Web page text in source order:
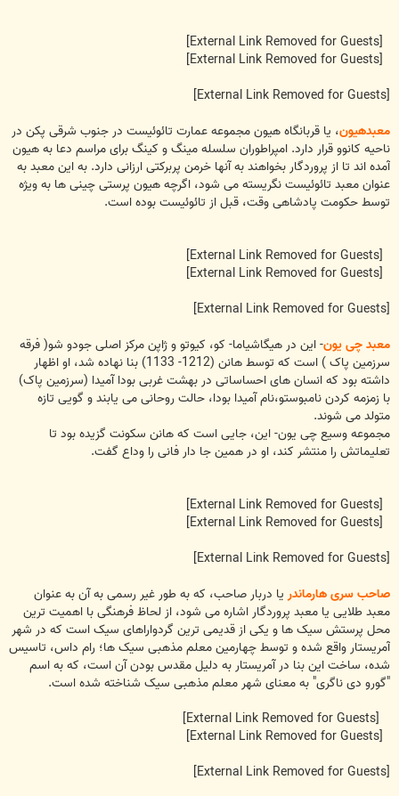
[External Link Removed for Guests]
[External Link Removed for Guests]
[External Link Removed for Guests]
معبدهیون، یا قربانگاه هیون مجموعه عمارت تائوئیست در جنوب شرقی پکن در
ناحیه کانوو قرار دارد. امپراطوران سلسله مینگ و کینگ برای مراسم دعا به هیون
آمده اند تا از پروردگار بخواهند به آنها خرمن پربرکتی ارزانی دارد. به این معبد به
عنوان معبد تائوئیست نگریسته می شود، اگرچه هیون پرستی چینی ها به ویژه
توسط حکومت پادشاهی وقت، قبل از تائوئیست بوده است.
[External Link Removed for Guests]
[External Link Removed for Guests]
[External Link Removed for Guests]
معبد چی یون- این در هیگاشیاما- کو، کیوتو و ژاپن مرکز اصلی جودو شو( فرقه
سرزمین پاک ) است که توسط هانن (1212- 1133) بنا نهاده شد، او اظهار
داشته بود که انسان های احساساتی در بهشت غربی بودا آمیدا (سرزمین پاک)
با زمزمه کردن نامبوستو،نام آمیدا بودا، حالت روحانی می یابند و گویی تازه
متولد می شوند.
مجموعه وسیع چی یون- این، جایی است که هانن سکونت گزیده بود تا
تعلیماتش را منتشر کند، او در همین جا دار فانی را وداع گفت.
[External Link Removed for Guests]
[External Link Removed for Guests]
[External Link Removed for Guests]
صاحب سری هارماندریا دربار صاحب، که به طور غیر رسمی به آن به عنوان
معبد طلایی یا معبد پروردگار اشاره می شود، از لحاظ فرهنگی با اهمیت ترین
محل پرستش سیک ها و یکی از قدیمی ترین گردواراهای سیک است که در شهر
آمریستار واقع شده و توسط چهارمین معلم مذهبی سیک ها؛ رام داس، تاسیس
شده، ساخت این بنا در آمریستار به دلیل مقدس بودن آن است، که به اسم
"گورو دی ناگری" به معنای شهر معلم مذهبی سیک شناخته شده است.
[External Link Removed for Guests]
[External Link Removed for Guests]
[External Link Removed for Guests]